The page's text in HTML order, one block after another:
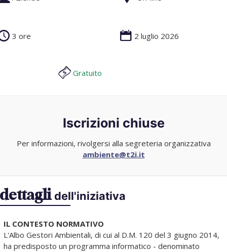
3 ore 2 luglio 2026
Gratuito
Iscrizioni chiuse
Per informazioni, rivolgersi alla segreteria organizzativa
ambiente@t2i.it
dettagli dell'iniziativa
IL CONTESTO NORMATIVO
L'Albo Gestori Ambientali, di cui al D.M. 120 del 3 giugno 2014,
ha predisposto un programma informatico - denominato